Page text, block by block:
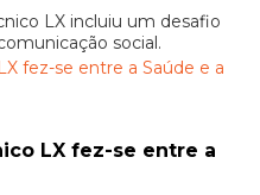
LX incluiu um desafio
social.
LX fez-se entre a